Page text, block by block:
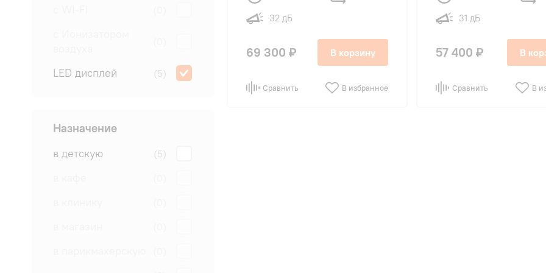
LED дисплей (5)
Назначение
в детскую (5)
32 дБ
69 300 ₽ В корзину
Сравнить В избранное
31 дБ
57 400 ₽ В
Сравнить В